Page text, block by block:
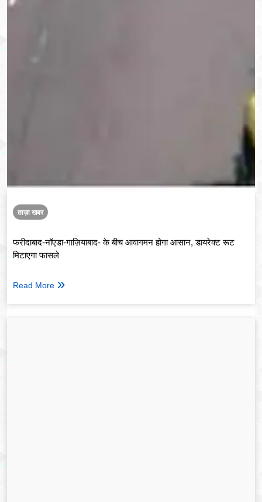
ताज़ा खबर
फरीदाबाद-नॉएडा-गाज़ियाबाद- के बीच आवागमन होगा आसान, डायरेक्ट रूट
मिटाएगा फासले
Read More